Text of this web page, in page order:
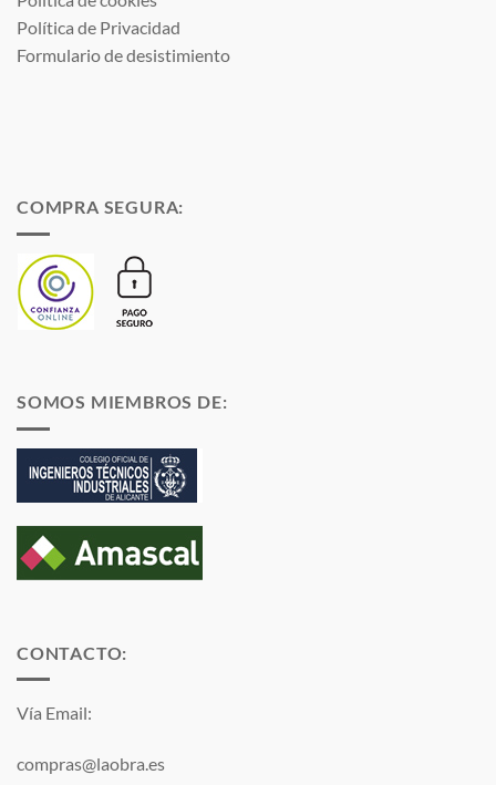
Política de Privacidad
Formulario de desistimiento
COMPRA SEGURA:
SOMOS MIEMBROS DE:
CONTACTO:
Vía Email:
compras@laobra.es